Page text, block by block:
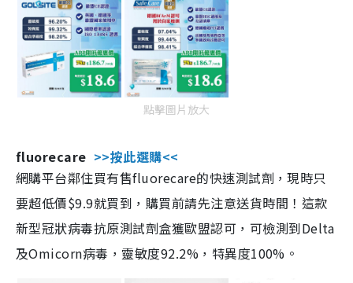
點擊圖片放大
fluorecare >>按此選購<<
網購平台鄰住買有售fluorecare的快速測試劑，現時只
要超低價$9.9就買到，購買前請先注意送貨時間！這款
新型冠狀病毒抗原測試劑盒獲歐盟認可，可檢測到Delta
及Omicorn病毒，靈敏度92.2%，特異度100%。